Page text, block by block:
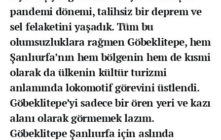
pandemi dönemi, talihsiz bir deprem ve
sel felaketini yaşadık. Tüm bu
olumsuzluklara rağmen Göbeklitepe, hem
Şanlıurfa’nın hem bölgenin hem de kısmi
olarak da ülkenin kültür turizmi
anlamında lokomotif görevini üstlendi.
Göbeklitepe’yi sadece bir ören yeri ve kazı
alanı olarak görmemek lazım.
Göbeklitepe Şanlıurfa için aslında